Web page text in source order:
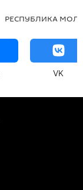
РЕСПУБЛИКА
VK